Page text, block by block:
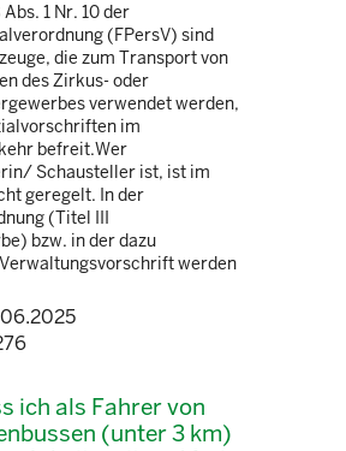
1 Nr. 10 der
(FPersV) sind
die zum Transport von
des Zirkus- oder
verwendet werden,
im
befreit.Wer
Schausteller ist, ist im
geregelt. In der
(Titel III
bzw. in der dazu
werden
ich als Fahrer von
(unter 3 km)